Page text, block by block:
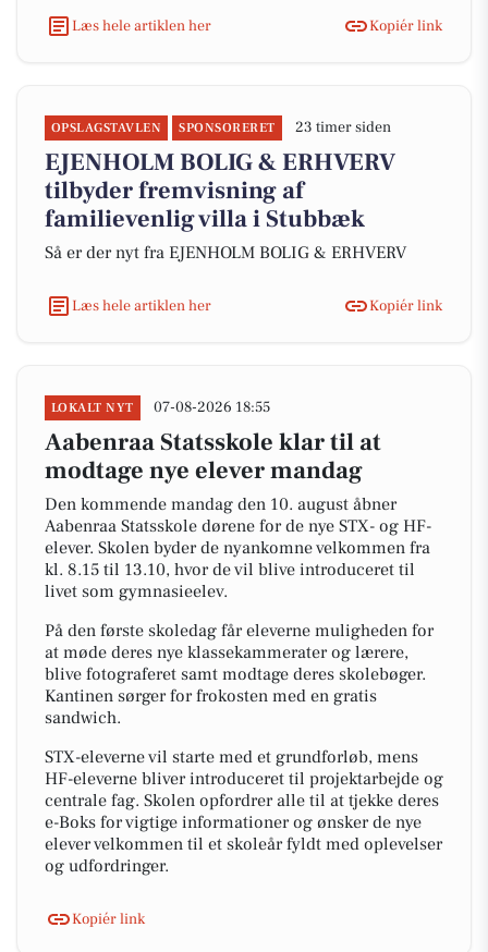
Læs hele artiklen her
Kopiér link
OPSLAGSTAVLEN SPONSORERET 23 timer siden
EJENHOLM BOLIG & ERHVERV
tilbyder fremvisning af
familievenlig villa i Stubbæk
Så er der nyt fra EJENHOLM BOLIG & ERHVERV
Læs hele artiklen her Kopiér link
LOKALT NYT 07-08-2026 18:55
Aabenraa Statsskole klar til at
modtage nye elever mandag
Den kommende mandag den 10. august åbner
Aabenraa Statsskole dørene for de nye STX- og HF-
elever. Skolen byder de nyankomne velkommen fra
kl. 8.15 til 13.10, hvor de vil blive introduceret til
livet som gymnasieelev.
På den første skoledag får eleverne muligheden for
at møde deres nye klassekammerater og lærere,
blive fotograferet samt modtage deres skolebøger.
Kantinen sørger for frokosten med en gratis
sandwich.
STX-eleverne vil starte med et grundforløb, mens
HF-eleverne bliver introduceret til projektarbejde og
centrale fag. Skolen opfordrer alle til at tjekke deres
e-Boks for vigtige informationer og ønsker de nye
elever velkommen til et skoleår fyldt med oplevelser
og udfordringer.
Kopiér link